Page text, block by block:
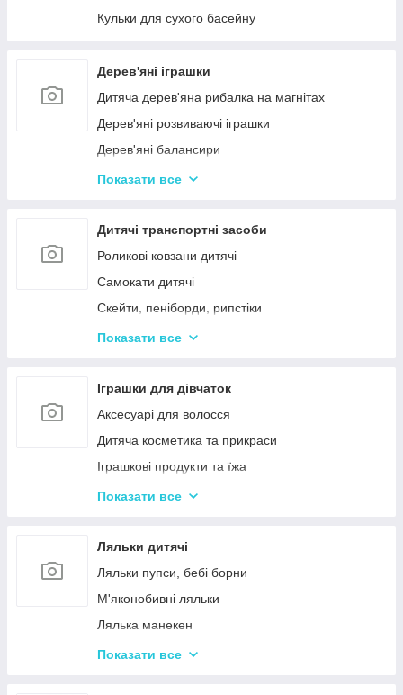
Кульки для сухого басейну
Дерев'яні іграшки
Дитяча дерев'яна рибалка на магнітах
Дерев'яні розвиваючі іграшки
Дерев'яні балансири
Дерев'яні пазли для дорослих
Дерев'яні іграшки-лабіринти
Дерев'яні іграшкові кубики, пірамідки
Дерев'яні іграшки-шнурівки
Дерев'яні дитячі конструктори
Різні дерев'яні іграшки
Показати все
Дитячі транспортні засоби
Роликові ковзани дитячі
Самокати дитячі
Скейти, пеніборди, рипстіки
Каталки та толокари
Показати все
Іграшки для дівчаток
Аксесуарі для волосся
Дитяча косметика та прикраси
Іграшкові продукти та їжа
Іграшковий посуд
Дитячі ігрові набори для прибирання
Дитячі рольові набори лікаря
Дитячий ігровий набір кухня
Дитячий ігровий магазин, касса
Іграшковий салон краси, трюмо
Показати все
Ляльки дитячі
Ляльки пупси, бебі борни
М'яконобивні ляльки
Лялька манекен
Барбі та схожі ляльки
Показати все